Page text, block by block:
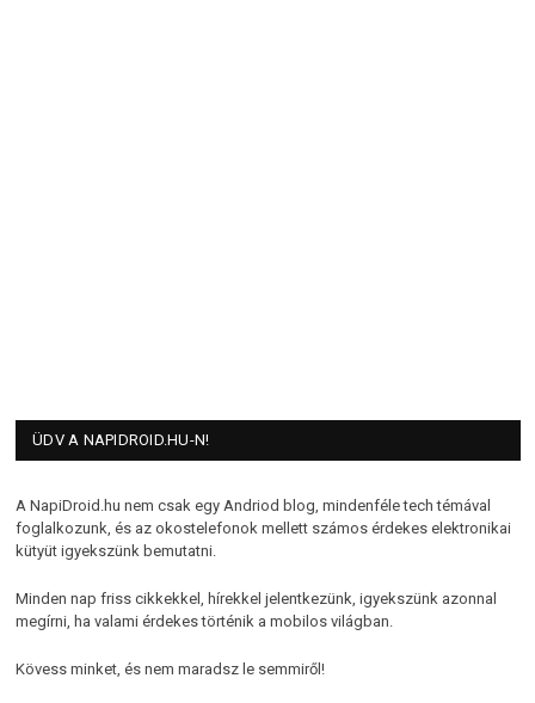
ÜDV A NAPIDROID.HU-N!
A NapiDroid.hu nem csak egy Andriod blog, mindenféle tech témával
foglalkozunk, és az okostelefonok mellett számos érdekes elektronikai
kütyüt igyekszünk bemutatni.
Minden nap friss cikkekkel, hírekkel jelentkezünk, igyekszünk azonnal
megírni, ha valami érdekes történik a mobilos világban.
Kövess minket, és nem maradsz le semmiről!